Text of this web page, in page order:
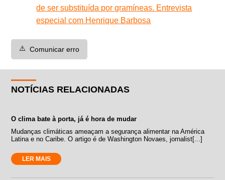
de ser substituída por gramíneas. Entrevista
especial com Henrique Barbosa
⚠️ Comunicar erro
NOTÍCIAS RELACIONADAS
O clima bate à porta, já é hora de mudar
Mudanças climáticas ameaçam a segurança alimentar na América
Latina e no Caribe. O artigo é de Washington Novaes, jornalist[...]
LER MAIS